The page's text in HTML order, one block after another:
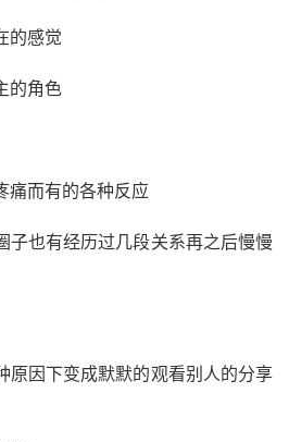
的感觉
的角色
痛而有的各种反应
子也有经历过几段关系再之后慢慢
原因下变成默默的观看别人的分享